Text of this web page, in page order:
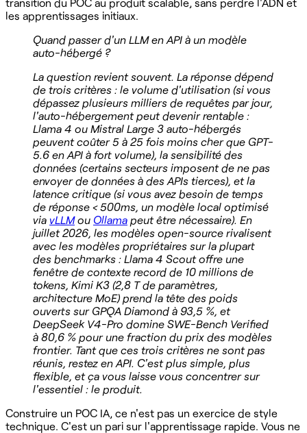
les apprentissages initiaux.
Quand passer d'un LLM en API à un modèle
auto-hébergé ?
La question revient souvent. La réponse dépend
de trois critères : le volume d'utilisation (si vous
dépassez plusieurs milliers de requêtes par jour,
l'auto-hébergement peut devenir rentable :
Llama 4 ou Mistral Large 3 auto-hébergés
peuvent coûter 5 à 25 fois moins cher que GPT-
5.6 en API à fort volume), la sensibilité des
données (certains secteurs imposent de ne pas
envoyer de données à des APIs tierces), et la
latence critique (si vous avez besoin de temps
de réponse < 500ms, un modèle local optimisé
via vLLMou Ollama peut être nécessaire). En
juillet 2026, les modèles open-source rivalisent
avec les modèles propriétaires sur la plupart
des benchmarks : Llama 4 Scout offre une
fenêtre de contexte record de 10 millions de
tokens, Kimi K3 (2,8 T de paramètres,
architecture MoE) prend la tête des poids
ouverts sur GPQA Diamond à 93,5 %, et
DeepSeek V4-Pro domine SWE-Bench Verified
à 80,6 % pour une fraction du prix des modèles
frontier. Tant que ces trois critères ne sont pas
réunis, restez en API. C'est plus simple, plus
flexible, et ça vous laisse vous concentrer sur
l'essentiel : le produit.
Construire un POC IA, ce n'est pas un exercice de style
technique. C'est un pari sur l'apprentissage rapide. Vous ne